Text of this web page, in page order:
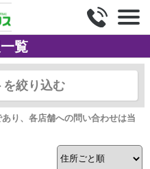
覧
を絞り込む
り、各店舗への問い合わせは当